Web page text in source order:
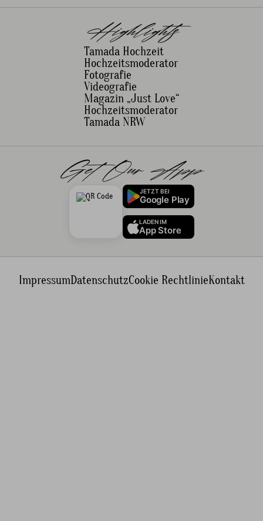
Highlights
Tamada Hochzeit
Hochzeitsmoderator
Fotografie
Videografie
Magazin „Just Love“
Hochzeitsmoderator
Tamada NRW
Get Our App
JETZT BEI
Google Play
LADEN IM
App Store
ImpressumDatenschutzCookie RechtlinieKontakt